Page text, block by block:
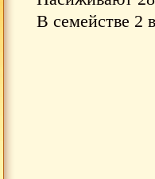
В семействе 2